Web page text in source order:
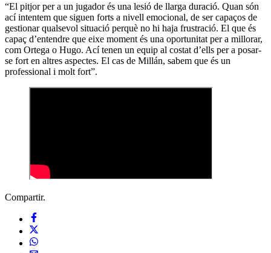
“El pitjor per a un jugador és una lesió de llarga duració. Quan són
ací intentem que siguen forts a nivell emocional, de ser capaços de
gestionar qualsevol situació perquè no hi haja frustració. El que és
capaç d’entendre que eixe moment és una oportunitat per a millorar,
com Ortega o Hugo. Ací tenen un equip al costat d’ells per a posar-
se fort en altres aspectes. El cas de Millán, sabem que és un
professional i molt fort”.
Compartir.